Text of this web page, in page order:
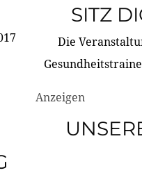
SITZ
Die
Anzeigen